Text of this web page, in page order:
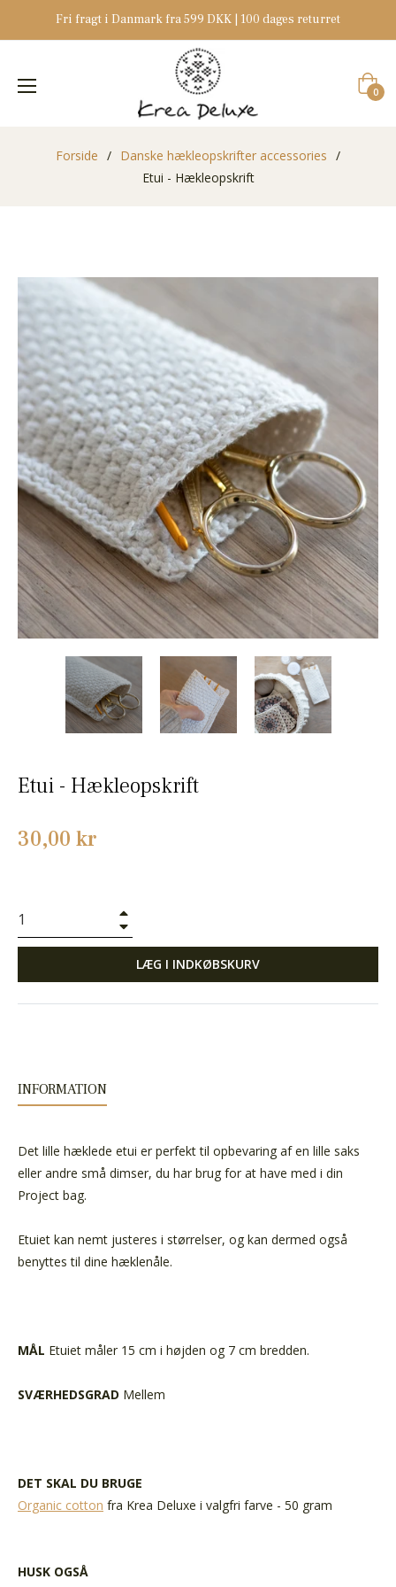
Fri fragt i Danmark fra 599 DKK | 100 dages returret
0
Forside / Danske hækleopskrifter accessories /
Etui - Hækleopskrift
Etui - Hækleopskrift
Normalpris
30,00 kr
LÆG I INDKØBSKURV
INFORMATION
Det lille hæklede etui er perfekt til opbevaring af en lille saks
eller andre små dimser, du har brug for at have med i din
Project bag.
Etuiet kan nemt justeres i størrelser, og kan dermed også
benyttes til dine hæklenåle.
MÅL Etuiet måler 15 cm i højden og 7 cm bredden.
SVÆRHEDSGRAD Mellem
DET SKAL DU BRUGE
Organic cotton fra Krea Deluxe i valgfri farve - 50 gram
HUSK OGSÅ